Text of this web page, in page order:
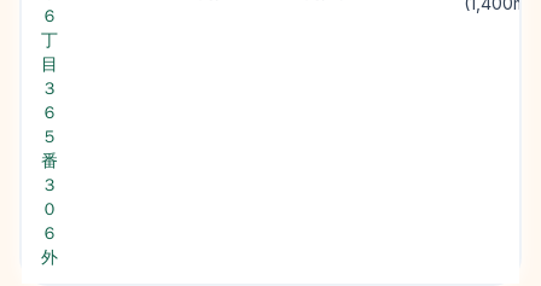
６
丁
目
３
６
５
番
３
０
６
外